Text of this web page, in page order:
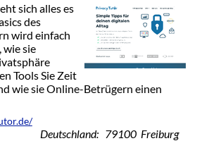
sich alles es
des
wird einfach
sie
Tools Sie Zeit
wie sie Online-Betrügern einen
Deutschland: 79100 Freiburg